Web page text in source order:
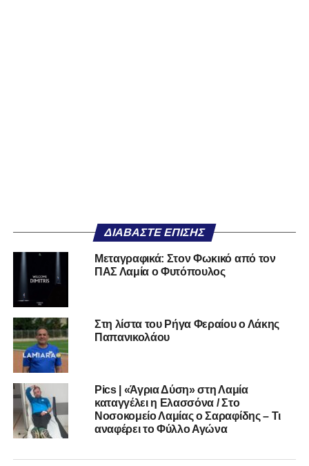
ΔΙΑΒΆΣΤΕ ΕΠΊΣΗΣ
Μεταγραφικά: Στον Φωκικό από τον
ΠΑΣ Λαμία ο Φυτόπουλος
Στη λίστα του Ρήγα Φεραίου ο Λάκης
Παπανικολάου
Pics | «Άγρια Δύση» στη Λαμία
καταγγέλει η Ελασσόνα / Στο
Νοσοκομείο Λαμίας ο Σαραφίδης – Τι
αναφέρει το Φύλλο Αγώνα